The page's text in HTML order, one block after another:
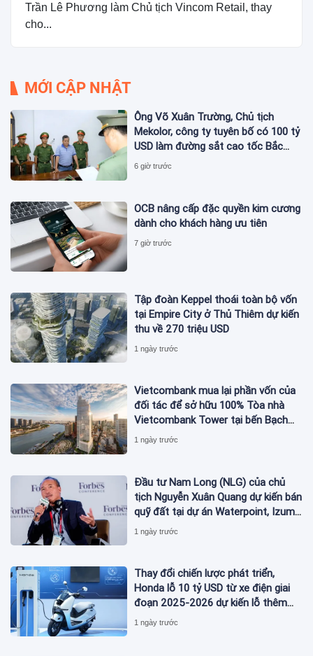
Trần Lê Phương làm Chủ tịch Vincom Retail, thay
cho...
MỚI CẬP NHẬT
Ông Võ Xuân Trường, Chủ tịch
Mekolor, công ty tuyên bố có 100 tỷ
USD làm đường sắt cao tốc Bắc
Nam bị bắt
6 giờ trước
OCB nâng cấp đặc quyền kim cương
dành cho khách hàng ưu tiên
7 giờ trước
Tập đoàn Keppel thoái toàn bộ vốn
tại Empire City ở Thủ Thiêm dự kiến
thu về 270 triệu USD
1 ngày trước
Vietcombank mua lại phần vốn của
đối tác để sở hữu 100% Tòa nhà
Vietcombank Tower tại bến Bạch
Đằng
1 ngày trước
Đầu tư Nam Long (NLG) của chủ
tịch Nguyễn Xuân Quang dự kiến bán
quỹ đất tại dự án Waterpoint, Izumi
City
1 ngày trước
Thay đổi chiến lược phát triển,
Honda lỗ 10 tỷ USD từ xe điện giai
đoạn 2025-2026 dự kiến lỗ thêm
3,3 tỷ USD giai đoạn 2026-2027
1 ngày trước